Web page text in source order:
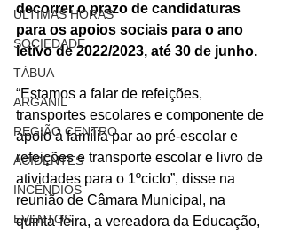
ÚLTIMAS HORAS
SOCIEDADE
TÁBUA
ARGANIL
REGIÃO CENTRO
ACIDENTES
INCÊNDIOS
EVENTOS
decorrer o prazo de candidaturas
para os apoios sociais para o ano
letivo de 2022/2023, até 30 de junho.
“Estamos a falar de refeições,
transportes escolares e componente de
apoio à família par ao pré-escolar e
refeições e transporte escolar e livro de
atividades para o 1ºciclo”, disse na
reunião de Câmara Municipal, na
quinta-feira, a vereadora da Educação,